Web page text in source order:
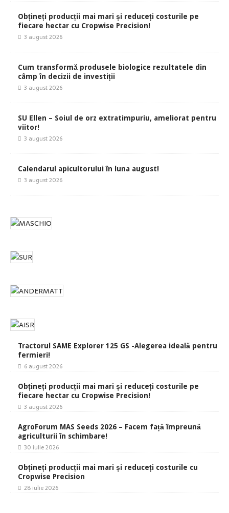
Obțineți producții mai mari și reduceți costurile pe
fiecare hectar cu Cropwise Precision!
3 august 2026
Cum transformă produsele biologice rezultatele din
câmp în decizii de investiții
3 august 2026
SU Ellen – Soiul de orz extratimpuriu, ameliorat pentru
viitor!
3 august 2026
Calendarul apicultorului în luna august!
3 august 2026
Tractorul SAME Explorer 125 GS -Alegerea ideală pentru
fermieri!
6 august 2026
Obțineți producții mai mari și reduceți costurile pe
fiecare hectar cu Cropwise Precision!
3 august 2026
AgroForum MAS Seeds 2026 – Facem față împreună
agriculturii în schimbare!
30 iulie 2026
Obțineți producții mai mari și reduceți costurile cu
Cropwise Precision
28 iulie 2026